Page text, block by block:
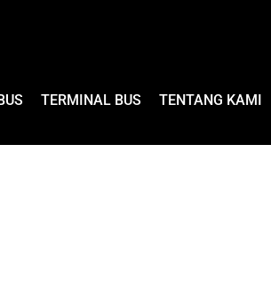
TERMINAL BUS TENTANG KAMI